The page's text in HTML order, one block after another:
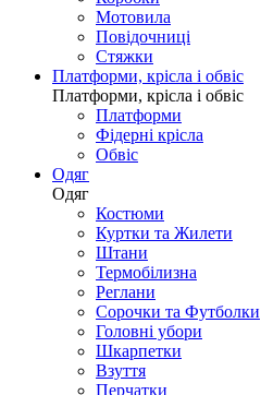
Мотовила
Повідочниці
Стяжки
Платформи, крісла і обвіс
Платформи, крісла і обвіс
Платформи
Фідерні крісла
Обвіс
Одяг
Одяг
Костюми
Куртки та Жилети
Штани
Термобілизна
Реглани
Сорочки та Футболки
Головні убори
Шкарпетки
Взуття
Перчатки